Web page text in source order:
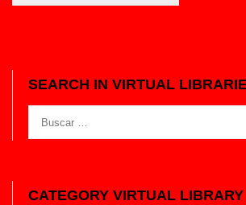
SEARCH IN VIRTUAL
CATEGORY VIRTUAL LIBRARY